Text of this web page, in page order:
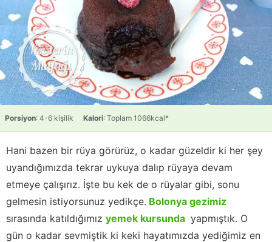
Porsiyon: 4-6 kişilik Kalori: Toplam 1066kcal*
Hani bazen bir rüya görürüz, o kadar güzeldir ki her şey
uyandığımızda tekrar uykuya dalıp rüyaya devam
etmeye çalışırız. İşte bu kek de o rüyalar gibi, sonu
gelmesin istiyorsunuz yedikçe. Bolonya gezimiz
sırasında katıldığımız yemek kursunda yapmıştık. O
gün o kadar sevmiştik ki keki hayatımızda yediğimiz en